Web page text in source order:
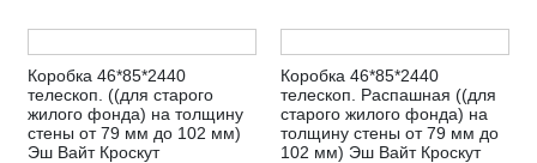
Коробка 46*85*2440
телескоп. ((для старого
жилого фонда) на толщину
стены от 79 мм до 102 мм)
Эш Вайт Кроскут
Коробка 46*85*2440
телескоп. Распашная ((для
старого жилого фонда) на
толщину стены от 79 мм до
102 мм) Эш Вайт Кроскут